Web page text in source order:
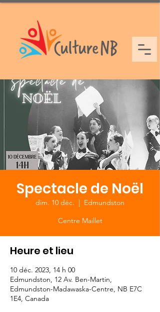
Spectacle de Noël
dim. 10 déc.
  |
Edmundston
Centre Maillet
Heure et lieu
10 déc. 2023, 14 h 00
Edmundston, 12 Av. Ben-Martin,
Edmundston-Madawaska-Centre, NB E7C
1E4, Canada